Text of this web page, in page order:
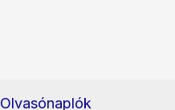
Olvasónaplók